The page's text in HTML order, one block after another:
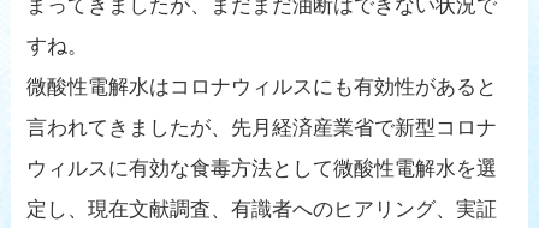
まってきましたが、まだまだ油断はできない状況で
すね。
微酸性電解水はコロナウィルスにも有効性があると
言われてきましたが、先月経済産業省で新型コロナ
ウィルスに有効な食毒方法として微酸性電解水を選
定し、現在文献調査、有識者へのヒアリング、実証